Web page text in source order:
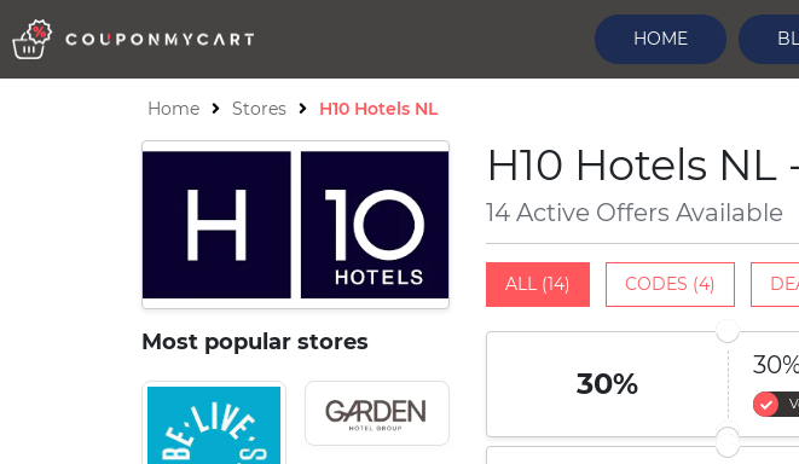
HOME
Home Stores H10 Hotels NL
H10 Hotels
14 Active Offers Available
ALL (14) CODES (4)
30%
Most popular stores